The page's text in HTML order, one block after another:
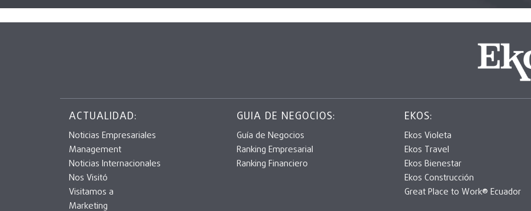
ACTUALIDAD:
Noticias Empresariales
Management
Noticias Internacionales
Nos Visitó
Visitamos a
Marketing
GUIA DE NEGOCIOS:
Guía de Negocios
Ranking Empresarial
Ranking Financiero
EKOS:
Ekos Violeta
Ekos Travel
Ekos Bienestar
Ekos Construcción
Great Place to Work® Ecuador